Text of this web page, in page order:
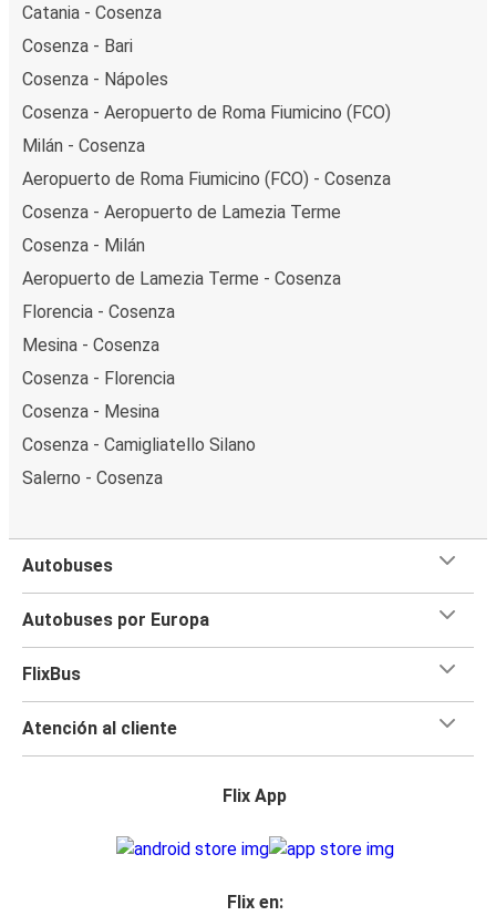
Catania - Cosenza
Cosenza - Bari
Cosenza - Nápoles
Cosenza - Aeropuerto de Roma Fiumicino (FCO)
Milán - Cosenza
Aeropuerto de Roma Fiumicino (FCO) - Cosenza
Cosenza - Aeropuerto de Lamezia Terme
Cosenza - Milán
Aeropuerto de Lamezia Terme - Cosenza
Florencia - Cosenza
Mesina - Cosenza
Cosenza - Florencia
Cosenza - Mesina
Cosenza - Camigliatello Silano
Salerno - Cosenza
Autobuses
Autobuses por Europa
FlixBus
Atención al cliente
Flix App
Flix en: